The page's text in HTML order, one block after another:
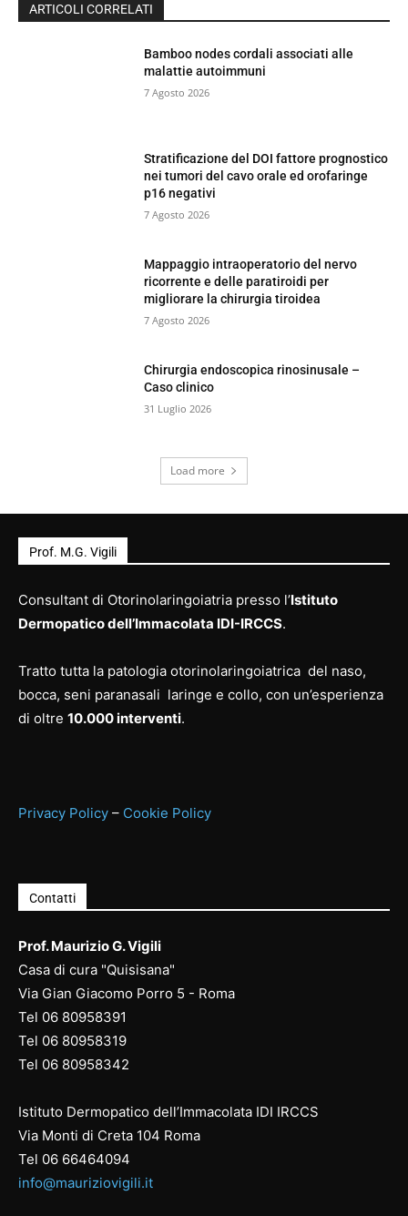
ARTICOLI CORRELATI
Bamboo nodes cordali associati alle
malattie autoimmuni
7 Agosto 2026
Stratificazione del DOI fattore prognostico
nei tumori del cavo orale ed orofaringe
p16 negativi
7 Agosto 2026
Mappaggio intraoperatorio del nervo
ricorrente e delle paratiroidi per
migliorare la chirurgia tiroidea
7 Agosto 2026
Chirurgia endoscopica rinosinusale –
Caso clinico
31 Luglio 2026
Load more
Prof. M.G. Vigili
Consultant di Otorinolaringoiatria presso l’Istituto
Dermopatico dell’Immacolata IDI-IRCCS.
Tratto tutta la patologia otorinolaringoiatrica del naso,
bocca, seni paranasali laringe e collo, con un’esperienza
di oltre 10.000 interventi.
Privacy Policy – Cookie Policy
Contatti
Prof. Maurizio G. Vigili
Casa di cura "Quisisana"
Via Gian Giacomo Porro 5 - Roma
Tel 06 80958391
Tel 06 80958319
Tel 06 80958342
Istituto Dermopatico dell’Immacolata IDI IRCCS
Via Monti di Creta 104 Roma
Tel 06 66464094
info@mauriziovigili.it